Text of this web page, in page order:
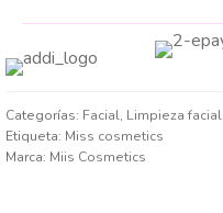
Categorías: Facial, Limpieza facial
Etiqueta: Miss cosmetics
Marca: Miis Cosmetics